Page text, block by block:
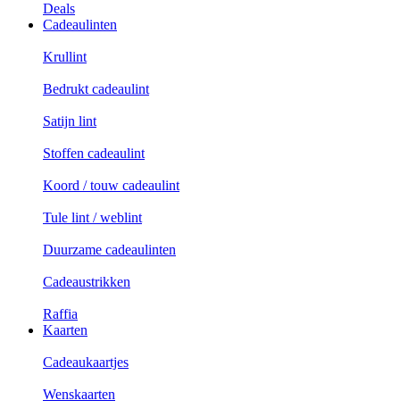
Deals
Cadeaulinten
Krullint
Bedrukt cadeaulint
Satijn lint
Stoffen cadeaulint
Koord / touw cadeaulint
Tule lint / weblint
Duurzame cadeaulinten
Cadeaustrikken
Raffia
Kaarten
Cadeaukaartjes
Wenskaarten